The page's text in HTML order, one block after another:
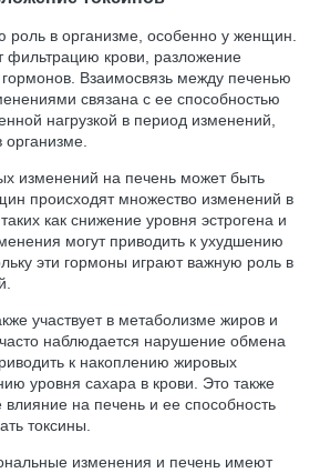
роль в организме, особенно у женщин.
фильтрацию крови, разложение
гормонов. Взаимосвязь между печенью
связана с ее способностью
нагрузкой в период изменений,
организме.
изменений на печень может быть
происходят множество изменений в
как снижение уровня эстрогена и
могут приводить к ухудшению
эти гормоны играют важную роль в
участвует в метаболизме жиров и
наблюдается нарушение обмена
к накоплению жировых
уровня сахара в крови. Это также
влияние на печень и ее способность
токсины.
изменения и печень имеют